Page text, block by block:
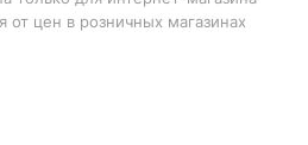
от цен в розничных магазинах